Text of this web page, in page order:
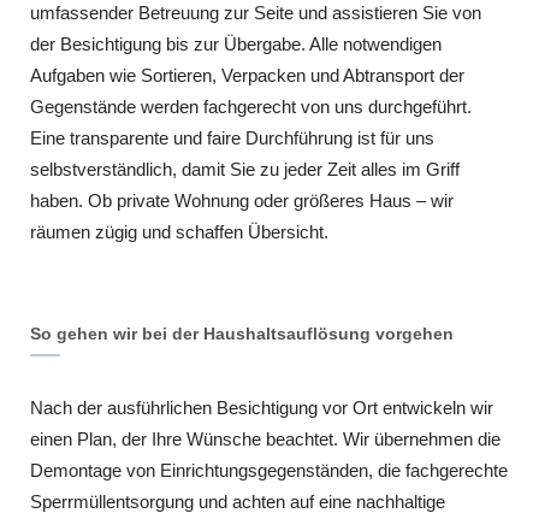
umfassender Betreuung zur Seite und assistieren Sie von
der Besichtigung bis zur Übergabe. Alle notwendigen
Aufgaben wie Sortieren, Verpacken und Abtransport der
Gegenstände werden fachgerecht von uns durchgeführt.
Eine transparente und faire Durchführung ist für uns
selbstverständlich, damit Sie zu jeder Zeit alles im Griff
haben. Ob private Wohnung oder größeres Haus – wir
räumen zügig und schaffen Übersicht.
So gehen wir bei der Haushaltsauflösung vorgehen
Nach der ausführlichen Besichtigung vor Ort entwickeln wir
einen Plan, der Ihre Wünsche beachtet. Wir übernehmen die
Demontage von Einrichtungsgegenständen, die fachgerechte
Sperrmüllentsorgung und achten auf eine nachhaltige